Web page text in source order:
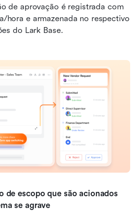
de aprovação é registrada com
hora e armazenada no respectivo
do Lark Base.
de escopo que são acionados
se agrave